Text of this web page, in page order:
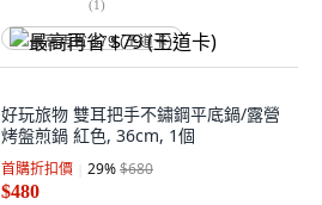
(1 )
最高再省 $79 (王道卡)
好玩旅物 雙耳把手不鏽鋼平底鍋/露營
烤盤煎鍋 紅色, 36cm, 1個
首購折扣價 29%$680
$480